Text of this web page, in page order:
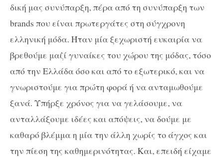
δική μας συνύπαρξη, πέρα από τη συνύπαρξη των
brands που είναι πρωτεργάτες στη σύγχρονη
ελληνική μόδα. Ήταν μία ξεχωριστή ευκαιρία να
βρεθούμε μαζί γυναίκες του χώρου της μόδας, τόσο
από την Ελλάδα όσο και από το εξωτερικό, και να
γνωριστούμε για πρώτη φορά ή να ανταμωθούμε
ξανά. Υπήρξε χρόνος για να γελάσουμε, να
ανταλλάξουμε ιδέες και απόψεις, να δούμε με
καθαρό βλέμμα η μία την άλλη χωρίς το άγχος και
την πίεση της καθημερινότητας. Και, επειδή είχαμε